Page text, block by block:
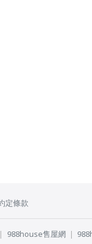
定條款
988house售屋網